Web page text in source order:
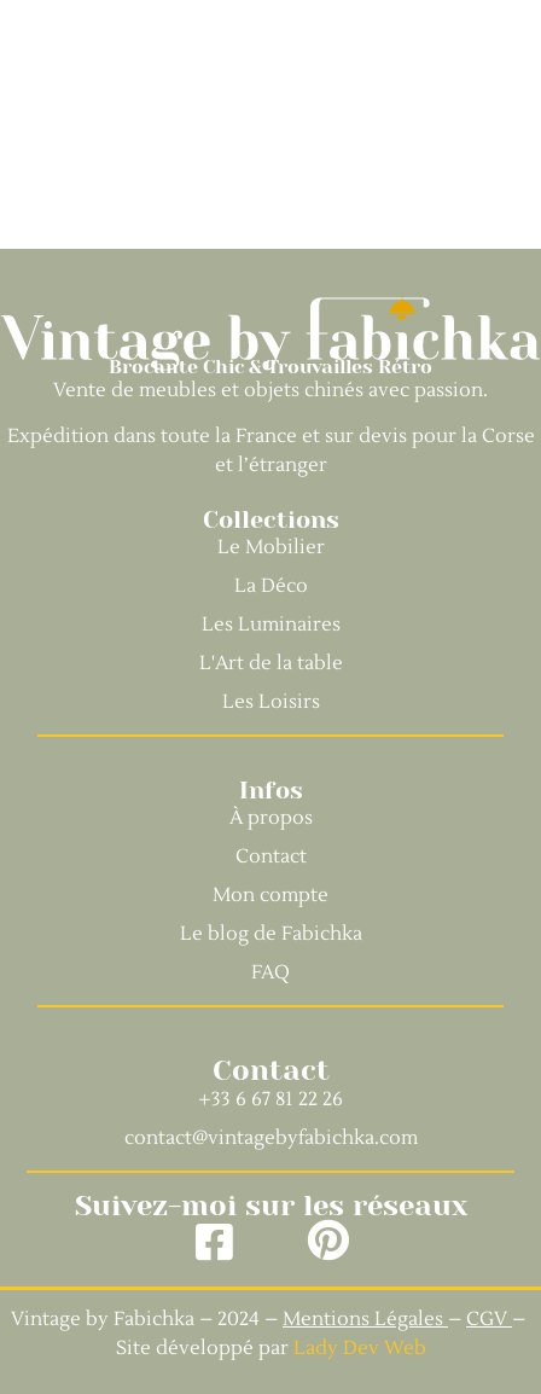
Brocante Chic & Trouvailles Rétro
Vente de meubles et objets chinés avec passion.
Expédition dans toute la France et sur devis pour la Corse
et l’étranger
Collections
Le Mobilier
La Déco
Les Luminaires
L'Art de la table
Les Loisirs
Infos
À propos
Contact
Mon compte
Le blog de Fabichka
FAQ
Contact
+33 6 67 81 22 26
contact@vintagebyfabichka.com
Suivez-moi sur les réseaux
Vintage by Fabichka – 2024 – Mentions Légales – CGV –
Site développé par Lady Dev Web